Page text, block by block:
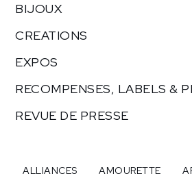
BIJOUX
CREATIONS
EXPOS
RECOMPENSES, LABELS &
REVUE DE PRESSE
ALLIANCES AMOURETTE